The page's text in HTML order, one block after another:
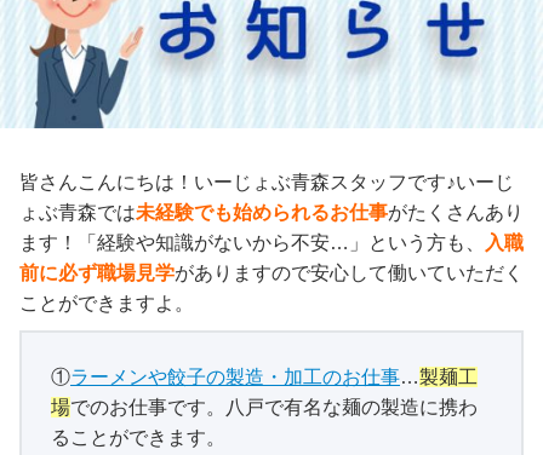
皆さんこんにちは！いーじょぶ青森スタッフです♪いーじ
ょぶ青森では未経験でも始められるお仕事がたくさんあり
ます！「経験や知識がないから不安…」という方も、
入職
前に必ず職場見学がありますので安心して働いていただく
ことができますよ。
①ラーメンや餃子の製造・加工のお仕事…製麺工
場でのお仕事です。八戸で有名な麺の製造に携わ
ることができます。